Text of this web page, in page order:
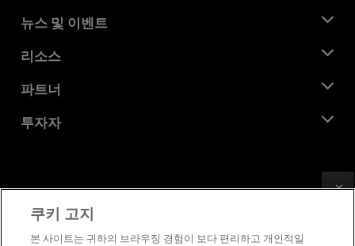
AMD 소개
기업의 사회적 책임
채용
문의하기
뉴스 및 이벤트
뉴스룸
미디어 라이브러리
리소스
개발자 센트럴
사례 연구
파트너
AMD 파트너 허브
투자자
이사위원회
거버넌스 문서
SEC 신고서
상표
쿠키 고지
본 사이트는 귀하의 브라우징 경험이 보다 편리하고 개인적일